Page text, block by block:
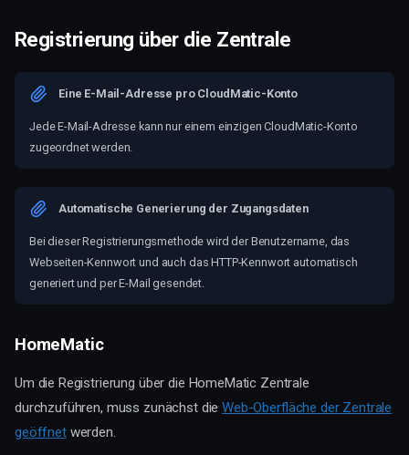
Registrierung über die Zentrale
Eine E-Mail-Adresse pro CloudMatic-Konto
Jede E-Mail-Adresse kann nur einem einzigen CloudMatic-Konto
zugeordnet werden.
Automatische Generierung der Zugangsdaten
Bei dieser Registrierungsmethode wird der Benutzername, das
Webseiten-Kennwort und auch das HTTP-Kennwort automatisch
generiert und per E-Mail gesendet.
HomeMatic
Um die Registrierung über die HomeMatic Zentrale
durchzuführen, muss zunächst dieWeb-Oberfläche der Zentrale
geöffnetwerden.